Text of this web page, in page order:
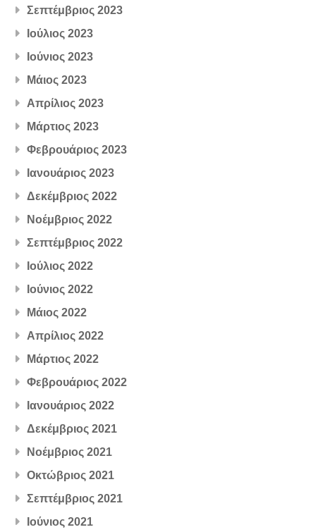
Σεπτέμβριος 2023
Ιούλιος 2023
Ιούνιος 2023
Μάιος 2023
Απρίλιος 2023
Μάρτιος 2023
Φεβρουάριος 2023
Ιανουάριος 2023
Δεκέμβριος 2022
Νοέμβριος 2022
Σεπτέμβριος 2022
Ιούλιος 2022
Ιούνιος 2022
Μάιος 2022
Απρίλιος 2022
Μάρτιος 2022
Φεβρουάριος 2022
Ιανουάριος 2022
Δεκέμβριος 2021
Νοέμβριος 2021
Οκτώβριος 2021
Σεπτέμβριος 2021
Ιούνιος 2021